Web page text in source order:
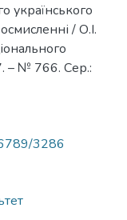
українського
/ О.І.
– № 766. Сер.:
3286